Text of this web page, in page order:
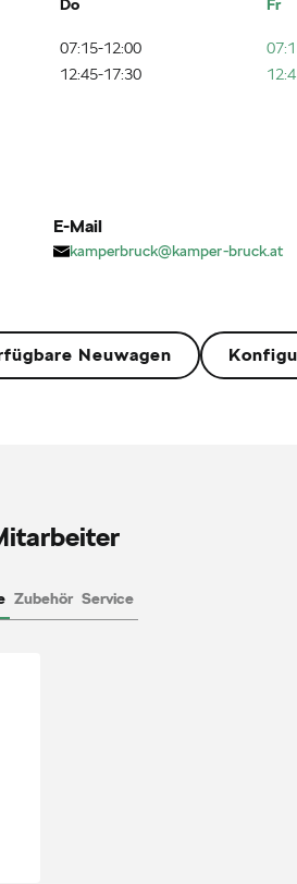
Do
07:15-12:00
12:45-17:30
Fr
E-Mail
kamperbruck@kamper-bruck.at
Neuwagen
Zubehör Service